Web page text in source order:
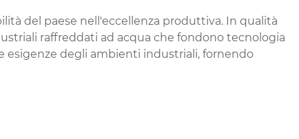
del paese nell'eccellenza produttiva. In qualità
raffreddati ad acqua che fondono tecnologia
esigenze degli ambienti industriali, fornendo